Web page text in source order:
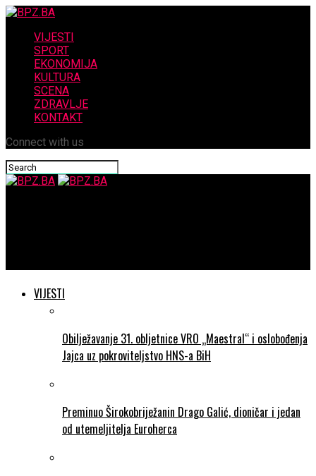
VIJESTI
SPORT
EKONOMIJA
KULTURA
SCENA
ZDRAVLJE
KONTAKT
Connect with us
VIJESTI
Obilježavanje 31. obljetnice VRO „Maestral“ i oslobođenja
Jajca uz pokroviteljstvo HNS-a BiH
Preminuo Širokobriježanin Drago Galić, dioničar i jedan
od utemeljitelja Euroherca